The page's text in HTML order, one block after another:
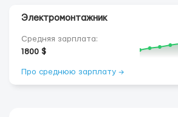
Электромонтажник
Средняя зарплата:
1800 $
Про среднюю зарплату →